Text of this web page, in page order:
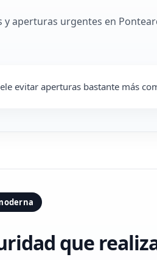
aperturas urgentes en
evitar aperturas bastante más
que